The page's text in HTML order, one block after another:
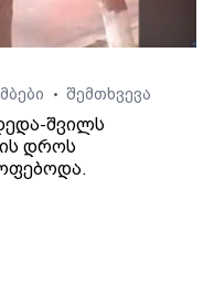
• შემთხვევა
შვილს
დროს